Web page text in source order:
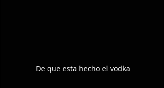
De que esta hecho el vodka